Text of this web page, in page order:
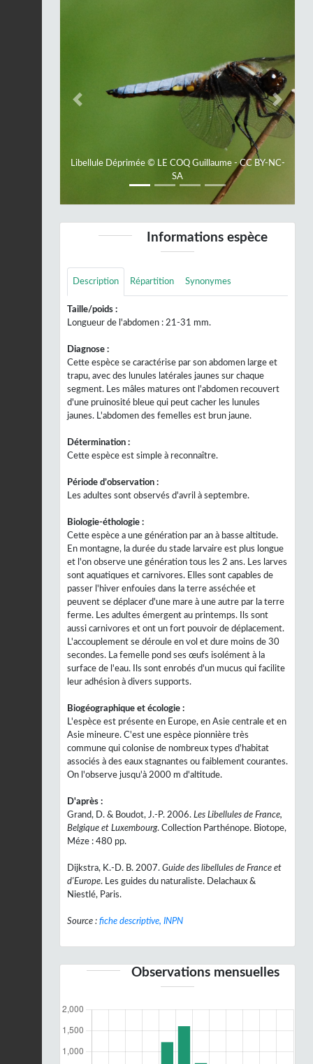
Libellule Déprimée © LE COQ Guillaume - CC BY-NC-
SA
Previous Next
Informations espèce
Description Répartition Synonymes
Taille/poids :
Longueur de l'abdomen : 21-31 mm.
Diagnose :
Cette espèce se caractérise par son abdomen large et
trapu, avec des lunules latérales jaunes sur chaque
segment. Les mâles matures ont l'abdomen recouvert
d'une pruinosité bleue qui peut cacher les lunules
jaunes. L'abdomen des femelles est brun jaune.
Détermination :
Cette espèce est simple à reconnaître.
Période d’observation :
Les adultes sont observés d'avril à septembre.
Biologie-éthologie :
Cette espèce a une génération par an à basse altitude.
En montagne, la durée du stade larvaire est plus longue
et l'on observe une génération tous les 2 ans. Les larves
sont aquatiques et carnivores. Elles sont capables de
passer l'hiver enfouies dans la terre asséchée et
peuvent se déplacer d'une mare à une autre par la terre
ferme. Les adultes émergent au printemps. Ils sont
aussi carnivores et ont un fort pouvoir de déplacement.
L'accouplement se déroule en vol et dure moins de 30
secondes. La femelle pond ses œufs isolément à la
surface de l'eau. Ils sont enrobés d'un mucus qui facilite
leur adhésion à divers supports.
Biogéographique et écologie :
L'espèce est présente en Europe, en Asie centrale et en
Asie mineure. C'est une espèce pionnière très
commune qui colonise de nombreux types d'habitat
associés à des eaux stagnantes ou faiblement courantes.
On l'observe jusqu'à 2000 m d'altitude.
D'après :
Grand, D. & Boudot, J.-P. 2006. Les Libellules de France,
Belgique et Luxembourg. Collection Parthénope. Biotope,
Méze : 480 pp.
Dijkstra, K.-D. B. 2007. Guide des libellules de France et
d'Europe. Les guides du naturaliste. Delachaux &
Niestlé, Paris.
Source : fiche descriptive, INPN
Observations mensuelles